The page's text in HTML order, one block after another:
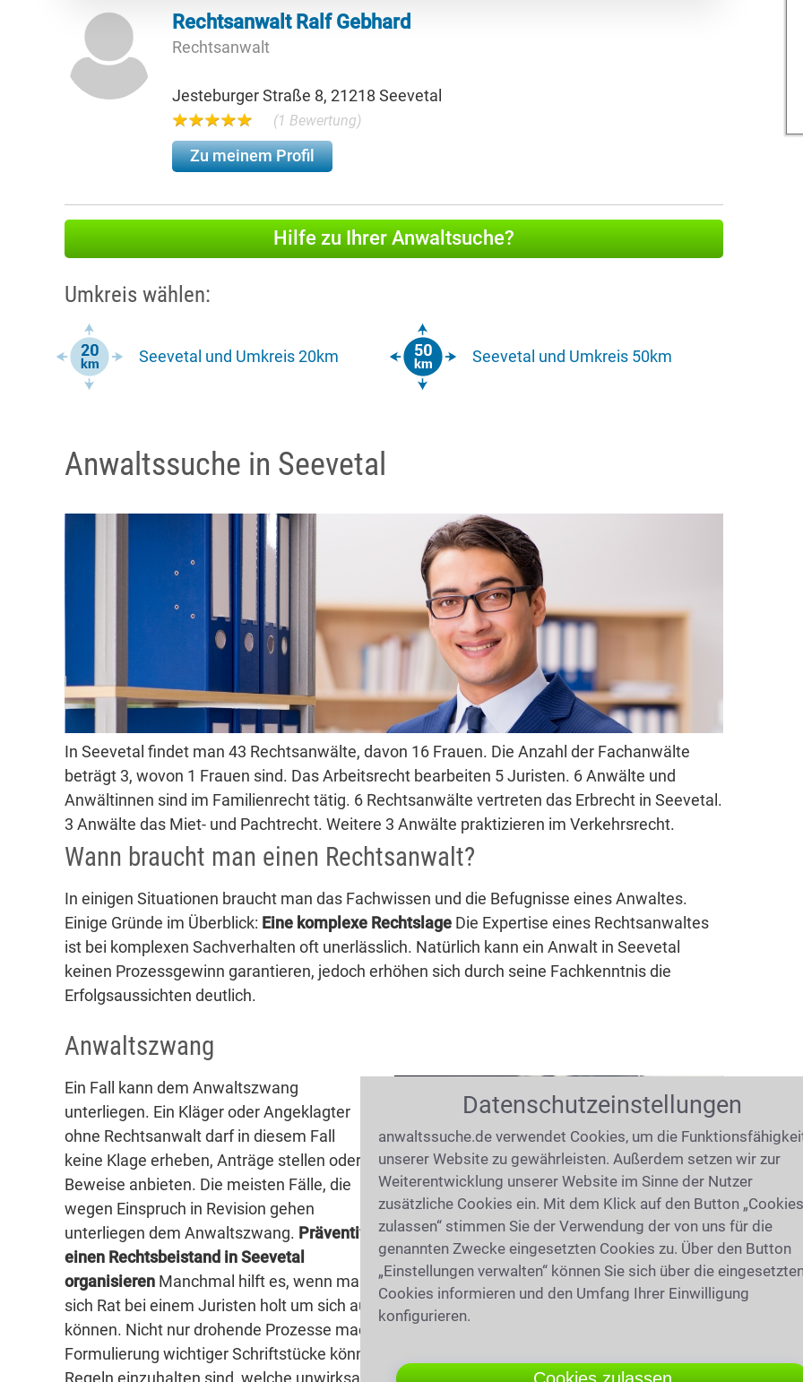
Rechtsanwalt Ralf Gebhard
Rechtsanwalt
Jesteburger Straße 8, 21218 Seevetal
(1 Bewertung)
Zu meinem Profil
Hilfe zu Ihrer Anwaltsuche?
Umkreis wählen:
Seevetal und Umkreis 20km Seevetal und Umkreis 50km
Anwaltssuche in Seevetal
In Seevetal findet man 43 Rechtsanwälte, davon 16 Frauen. Die Anzahl der Fachanwälte
beträgt 3, wovon 1 Frauen sind. Das Arbeitsrecht bearbeiten 5 Juristen. 6 Anwälte und
Anwältinnen sind im Familienrecht tätig. 6 Rechtsanwälte vertreten das Erbrecht in Seevetal.
3 Anwälte das Miet- und Pachtrecht. Weitere 3 Anwälte praktizieren im Verkehrsrecht.
Wann braucht man einen Rechtsanwalt?
In einigen Situationen braucht man das Fachwissen und die Befugnisse eines Anwaltes.
Einige Gründe im Überblick: Eine komplexe Rechtslage Die Expertise eines Rechtsanwaltes
ist bei komplexen Sachverhalten oft unerlässlich. Natürlich kann ein Anwalt in Seevetal
keinen Prozessgewinn garantieren, jedoch erhöhen sich durch seine Fachkenntnis die
Erfolgsaussichten deutlich.
Anwaltszwang
Anwalt studiert Verträge und hält Richterhammer und
Waage
Ein Fall kann dem Anwaltszwang
unterliegen. Ein Kläger oder Angeklagter
ohne Rechtsanwalt darf in diesem Fall
keine Klage erheben, Anträge stellen oder
Beweise anbieten. Die meisten Fälle, die
wegen Einspruch in Revision gehen
unterliegen dem Anwaltszwang. Präventiv
einen Rechtsbeistand in Seevetal
organisieren Manchmal hilft es, wenn man
sich Rat bei einem Juristen holt um sich auf kommendes Ungemach gezielt vorbereiten zu
können. Nicht nur drohende Prozesse machen einen Rechtsbeistand notwendig, auch die
Formulierung wichtiger Schriftstücke können seine Hilfe notwendig machen. Er weiß, welche
Regeln einzuhalten sind, welche unwirksam sind und füllt eventuelle Lücken.
Datenschutzeinstellungen
anwaltssuche.de verwendet Cookies, um die
unserer Website zu gewährleisten. Außerdem setzen wir zur
Weiterentwicklung unserer Website im Sinne der Nutzer
zusätzliche Cookies ein. Mit dem Klick auf den Button „Cookies
zulassen“ stimmen Sie der Verwendung der von uns für die
genannten Zwecke eingesetzten Cookies zu. Über den Button
„Einstellungen verwalten“ können Sie sich über die
Cookies informieren und den Umfang Ihrer Einwilligung
konfigurieren.